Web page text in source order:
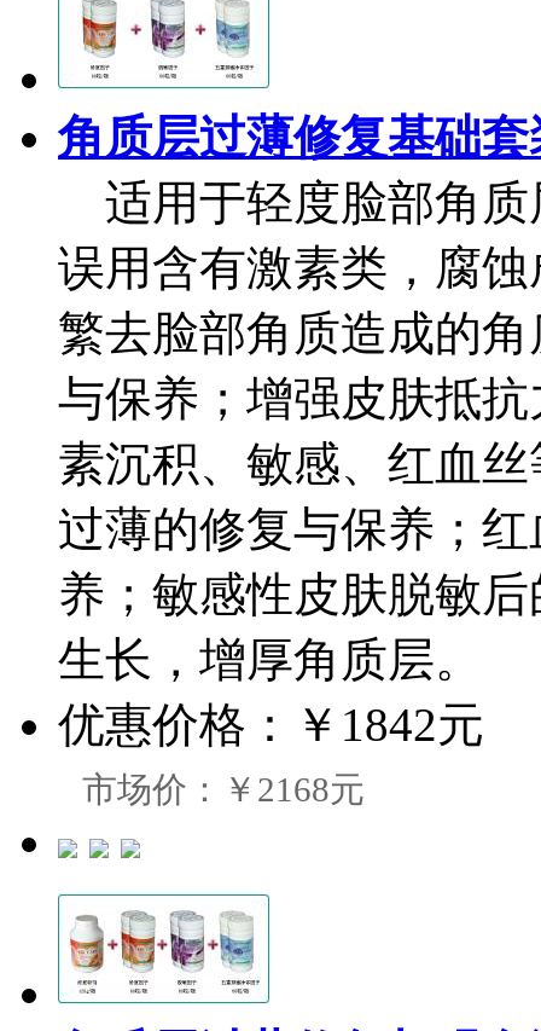
角质层过薄修复基础套
适用于轻度脸部角质
误用含有激素类，腐
繁去脸部角质造成的
与保养；增强皮肤抵
素沉积、敏感、红血
过薄的修复与保养；
养；敏感性皮肤脱敏
生长，增厚角质层。
优惠价格：
￥1842元
市场价：￥2168元